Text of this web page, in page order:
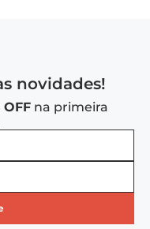
novidades!
OFF na primeira